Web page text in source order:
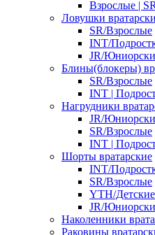
Взрослые | SR
Ловушки
SR/Взрослые
INT/
JR/
Блины(блокеры)
SR/Взрослые
INT |
Нагрудники
JR/
SR/Взрослые
INT |
Шорты вратарские
INT/
SR/Взрослые
YTH/Детские
JR/
Наколенники
Раковины